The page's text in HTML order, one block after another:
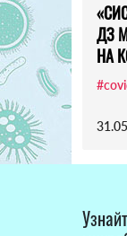
ДЗ
НА